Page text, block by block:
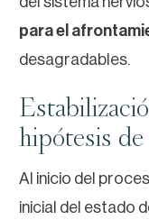
para el
desagradables.
hipótesis
Al inicio del
inicial del estado